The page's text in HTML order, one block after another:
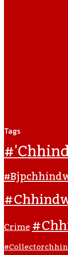
Tags
Crime